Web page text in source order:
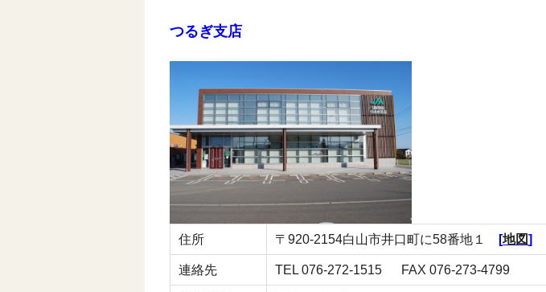
つるぎ支店
住所 〒920-2154白山市井口町に58番地１ [地図]
連絡先 TEL 076-272-1515 FAX 076-273-4799